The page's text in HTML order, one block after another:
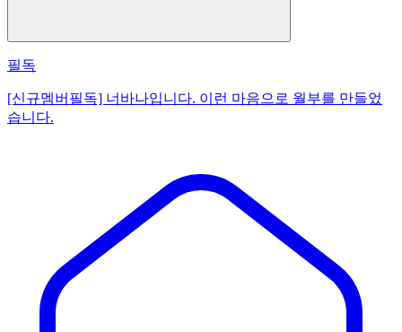
필독
[신규멤버필독] 너바나입니다. 이런 마음으로 월부를 만들었
습니다.